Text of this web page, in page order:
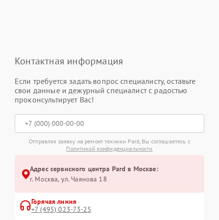
Контактная информация
Если требуется задать вопрос специалисту, оставьте
свои данные и дежурный специалист с радостью
проконсультирует Вас!
Отправляя заявку на ремонт техники Pard, Вы соглашаетесь с
Политикой конфиденциальности
Адрес сервисного центра Pard в Москве:
г. Москва, ул. Чаянова 18
Горячая линия
+7 (495) 023-73-25